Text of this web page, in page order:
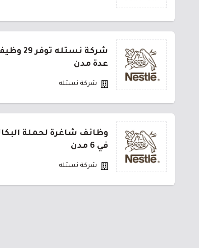
شركة
عدة مدن
شركة نستله
وظائف شاغرة لحملة
في 6 مدن
شركة نستله